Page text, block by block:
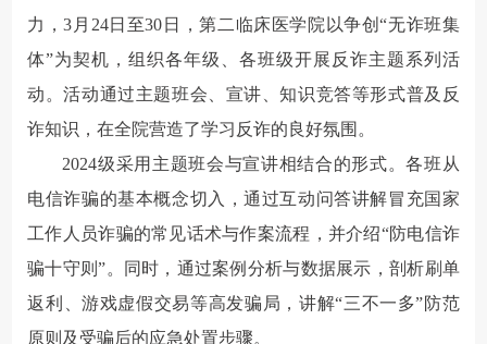
力，3月24日至30日，第二临床医学院以争创“无诈班集
体”为契机，组织各年级、各班级开展反诈主题系列活
动。活动通过主题班会、宣讲、知识竞答等形式普及反
诈知识，在全院营造了学习反诈的良好氛围。
2024级采用主题班会与宣讲相结合的形式。各班从
电信诈骗的基本概念切入，通过互动问答讲解冒充国家
工作人员诈骗的常见话术与作案流程，并介绍“防电信诈
骗十守则”。同时，通过案例分析与数据展示，剖析刷单
返利、游戏虚假交易等高发骗局，讲解“三不一多”防范
原则及受骗后的应急处置步骤。